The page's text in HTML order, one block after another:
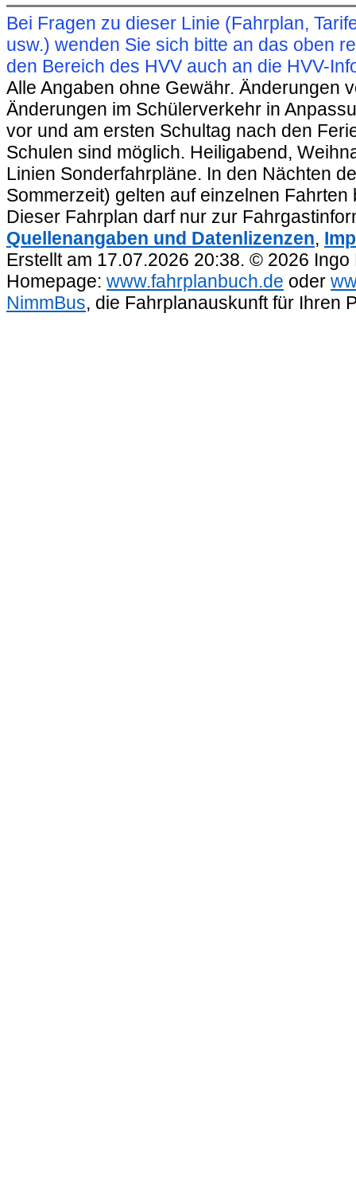
Bei Fragen zu dieser Linie (Fahrplan,
usw.) wenden Sie sich bitte an das oben
den Bereich des HVV auch an die HVV-
Alle Angaben ohne Gewähr. Änderungen
Änderungen im Schülerverkehr in
vor und am ersten Schultag nach den
Schulen sind möglich. Heiligabend,
Linien Sonderfahrpläne. In den Nächten
Sommerzeit) gelten auf einzelnen
Dieser Fahrplan darf nur zur
Quellenangaben und Datenlizenzen,
Erstellt am 17.07.2026 20:38. © 2026
Homepage: www.fahrplanbuch.de oder
NimmBus, die Fahrplanauskunft für Ihren